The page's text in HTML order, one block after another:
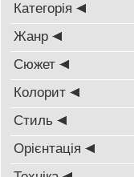
Категорія
Жанр
Сюжет
Колорит
Стиль
Oрієнтація